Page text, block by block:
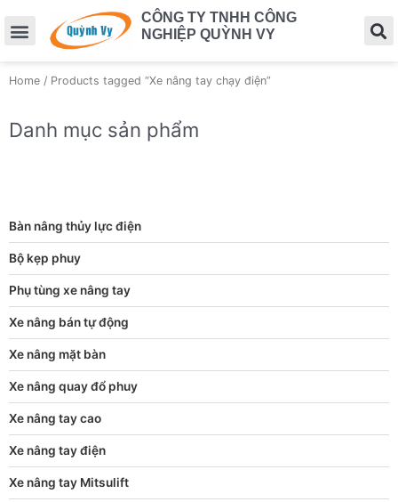
CÔNG TY TNHH CÔNG
NGHIỆP QUỲNH VY
Home / Products tagged “Xe nâng tay chạy điện”
Danh mục sản phẩm
Bàn nâng thủy lực điện
Bộ kẹp phuy
Phụ tùng xe nâng tay
Xe nâng bán tự động
Xe nâng mặt bàn
Xe nâng quay đổ phuy
Xe nâng tay cao
Xe nâng tay điện
Xe nâng tay Mitsulift